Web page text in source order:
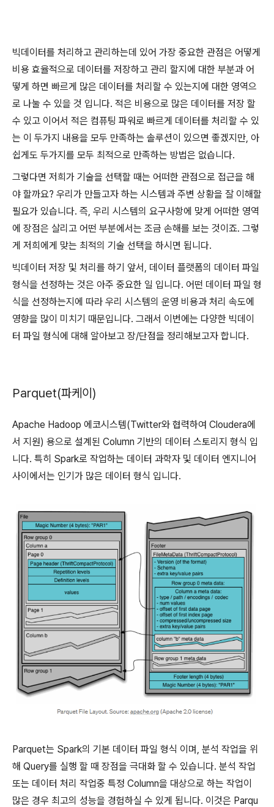
빅데이터를 처리하고 관리하는데 있어 가장 중요한 관점은 어떻게
비용 효율적으로 데이터를 저장하고 관리 할지에 대한 부분과 어
떻게 하면 빠르게 많은 데이터를 처리할 수 있는지에 대한 영역으
로 나눌 수 있을 것 입니다. 적은 비용으로 많은 데이터를 저장 할
수 있고 이어서 적은 컴퓨팅 파워로 빠르게 데이터를 처리할 수 있
는 이 두가지 내용을 모두 만족하는 솔루션이 있으면 좋겠지만, 아
쉽게도 두가지를 모두 최적으로 만족하는 방법은 없습니다.
그렇다면 저희가 기술을 선택할 때는 어떠한 관점으로 접근을 해
야 할까요? 우리가 만들고자 하는 시스템과 주변 상황을 잘 이해할
필요가 있습니다. 즉, 우리 시스템의 요구사항에 맞게 어떠한 영역
에 장점은 살리고 어떤 부분에서는 조금 손해를 보는 것이죠. 그렇
게 저희에게 맞는 최적의 기술 선택을 하시면 됩니다.
빅데이터 저장 및 처리를 하기 앞서, 데이터 플랫폼의 데이터 파일
형식을 선정하는 것은 아주 중요한 일 입니다. 어떤 데이터 파일 형
식을 선정하는지에 따라 우리 시스템의 운영 비용과 처리 속도에
영향을 많이 미치기 때문입니다. 그래서 이번에는 다양한 빅데이
터 파일 형식에 대해 알아보고 장/단점을 정리해보고자 합니다.
Parquet(파케이)
Apache Hadoop 에코시스템(Twitter와 협력하여 Cloudera에
서 지원) 용으로 설계된 Column 기반의 데이터 스토리지 형식 입
니다. 특히 Spark로 작업하는 데이터 과학자 및 데이터 엔지니어
사이에서는 인기가 많은 데이터 형식 입니다.
Parquet는 Spark의 기본 데이터 파일 형식 이며, 분석 작업을 위
해 Query를 실행 할 때 장점을 극대화 할 수 있습니다. 분석 작업
또는 데이터 처리 작업중 특정 Column을 대상으로 하는 작업이
많은 경우 최고의 성능을 경험하실 수 있게 됩니다. 이것은 Parqu